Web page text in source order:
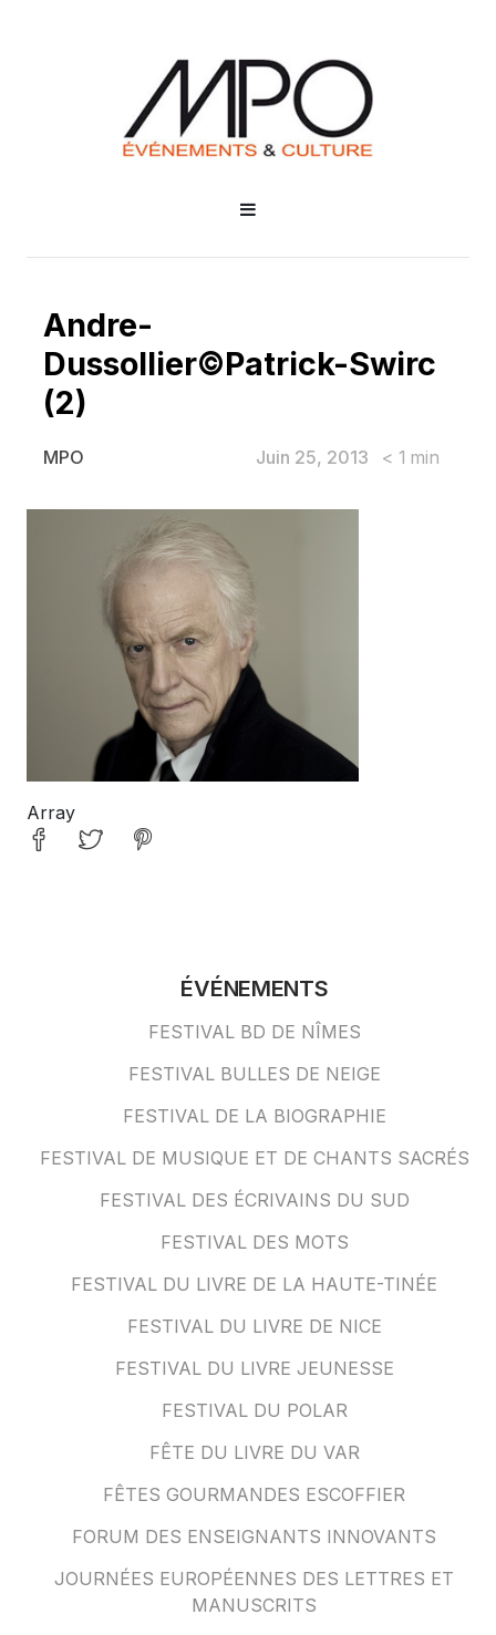
Andre-
Dussollier©Patrick-Swirc
(2)
MPO Juin 25, 2013 < 1 min
Andre-Dussollier©Patrick-
Array
ÉVÉNEMENTS
FESTIVAL BD DE NÎMES
FESTIVAL BULLES DE NEIGE
FESTIVAL DE LA BIOGRAPHIE
FESTIVAL DE MUSIQUE ET DE CHANTS SACRÉS
FESTIVAL DES ÉCRIVAINS DU SUD
FESTIVAL DES MOTS
FESTIVAL DU LIVRE DE LA HAUTE-TINÉE
FESTIVAL DU LIVRE DE NICE
FESTIVAL DU LIVRE JEUNESSE
FESTIVAL DU POLAR
FÊTE DU LIVRE DU VAR
FÊTES GOURMANDES ESCOFFIER
FORUM DES ENSEIGNANTS INNOVANTS
JOURNÉES EUROPÉENNES DES LETTRES ET
MANUSCRITS